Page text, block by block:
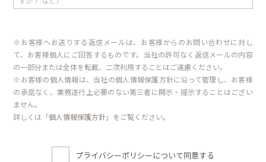
※お客様へお送りする返信メールは、お客様からのお問い合わせに対し
て、お客様個人にご回答するものです。当社の許可なく返信メールの内容
の一部分または全体を転載、二次利用することはご遠慮ください。
※お客様の個人情報は、当社の個人情報保護方針に沿って管理し、お客様
の承諾なく、業務遂行上必要のない第三者に開示・提示することはござい
ません。
詳しくは「個人情報保護方針」をご覧ください。
プライバシーポリシーについて同意する